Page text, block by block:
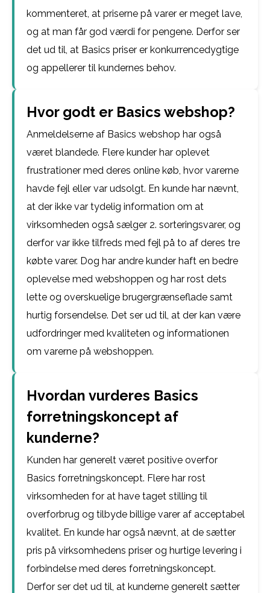
kommenteret, at priserne på varer er meget lave,
og at man får god værdi for pengene. Derfor ser
det ud til, at Basics priser er konkurrencedygtige
og appellerer til kundernes behov.
Hvor godt er Basics webshop?
Anmeldelserne af Basics webshop har også
været blandede. Flere kunder har oplevet
frustrationer med deres online køb, hvor varerne
havde fejl eller var udsolgt. En kunde har nævnt,
at der ikke var tydelig information om at
virksomheden også sælger 2. sorteringsvarer, og
derfor var ikke tilfreds med fejl på to af deres tre
købte varer. Dog har andre kunder haft en bedre
oplevelse med webshoppen og har rost dets
lette og overskuelige brugergrænseflade samt
hurtig forsendelse. Det ser ud til, at der kan være
udfordringer med kvaliteten og informationen
om varerne på webshoppen.
Hvordan vurderes Basics
forretningskoncept af
kunderne?
Kunden har generelt været positive overfor
Basics forretningskoncept. Flere har rost
virksomheden for at have taget stilling til
overforbrug og tilbyde billige varer af acceptabel
kvalitet. En kunde har også nævnt, at de sætter
pris på virksomhedens priser og hurtige levering i
forbindelse med deres forretningskoncept.
Derfor ser det ud til, at kunderne generelt sætter